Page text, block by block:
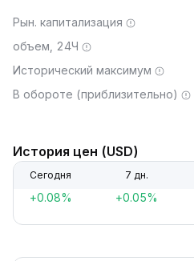
Рын. капитализация
объем, 24Ч
Исторический максимум
В обороте (приблизительно)
История цен (USD)
Сегодня 7 дн.
+0.08% +0.05%